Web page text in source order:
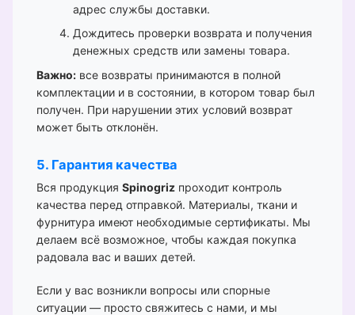
адрес службы доставки.
Дождитесь проверки возврата и получения
денежных средств или замены товара.
Важно: все возвраты принимаются в полной
комплектации и в состоянии, в котором товар был
получен. При нарушении этих условий возврат
может быть отклонён.
5. Гарантия качества
Вся продукция Spinogriz проходит контроль
качества перед отправкой. Материалы, ткани и
фурнитура имеют необходимые сертификаты. Мы
делаем всё возможное, чтобы каждая покупка
радовала вас и ваших детей.
Если у вас возникли вопросы или спорные
ситуации — просто свяжитесь с нами, и мы